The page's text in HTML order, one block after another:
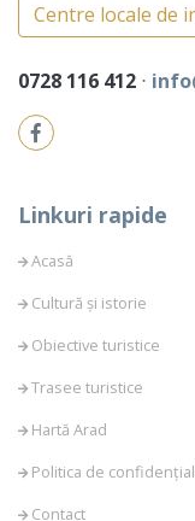
Centre locale de
0728 116 412 ⋅
Linkuri rapide
Acasă
Cultură și istorie
Obiective turistice
Trasee turistice
Hartă Arad
Politica de
Contact